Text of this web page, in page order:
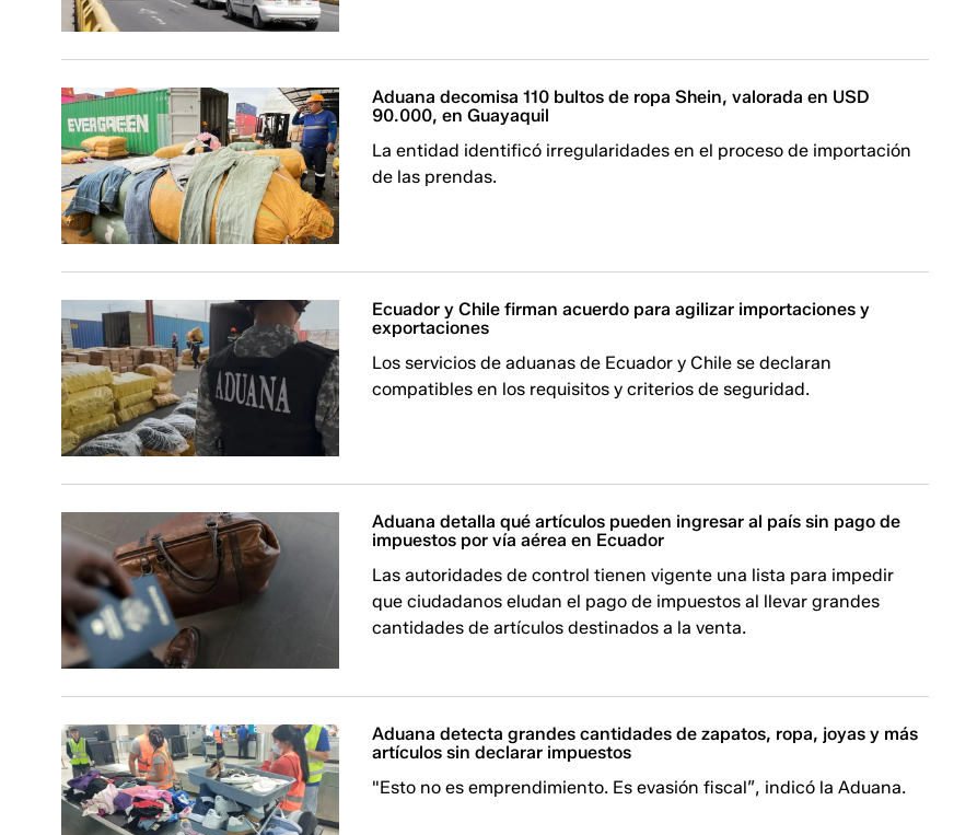
Aduana decomisa 110 bultos de ropa Shein, valorada en USD
90.000, en Guayaquil
La entidad identificó irregularidades en el proceso de importación
de las prendas.
Ecuador y Chile firman acuerdo para agilizar importaciones y
exportaciones
Los servicios de aduanas de Ecuador y Chile se declaran
compatibles en los requisitos y criterios de seguridad.
Aduana detalla qué artículos pueden ingresar al país sin pago de
impuestos por vía aérea en Ecuador
Las autoridades de control tienen vigente una lista para impedir
que ciudadanos eludan el pago de impuestos al llevar grandes
cantidades de artículos destinados a la venta.
Aduana detecta grandes cantidades de zapatos, ropa, joyas y más
artículos sin declarar impuestos
"Esto no es emprendimiento. Es evasión fiscal”, indicó la Aduana.